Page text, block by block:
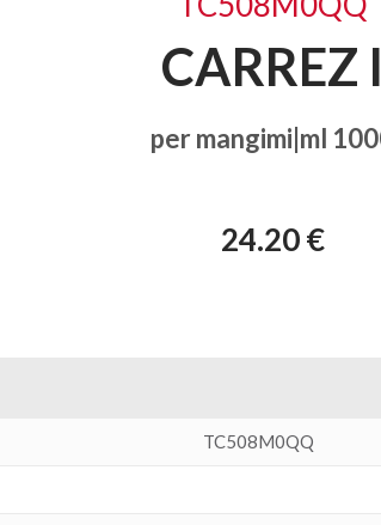
CARREZ I
per mangimi|ml
24.20 €
TC508M0QQ